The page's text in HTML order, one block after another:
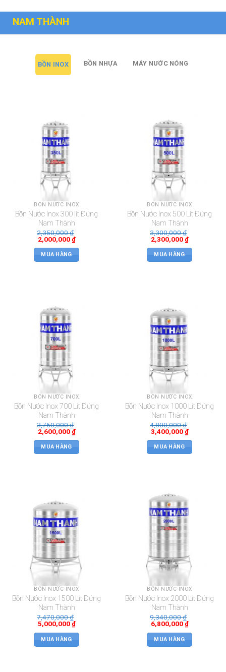
NAM THÀNH
BỒN INOX BỒN NHỰA MÁY NƯỚC NÓNG
BỒN NƯỚC INOX
Bồn Nước Inox 300 lít Đứng
Nam Thành
2,350,000₫
2,000,000₫
MUA HÀNG
BỒN NƯỚC INOX
Bồn Nước Inox 500 Lít Đứng
Nam Thành
3,300,000₫
2,300,000₫
MUA HÀNG
BỒN NƯỚC INOX
Bồn Nước Inox 700 Lít Đứng
Nam Thành
3,760,000₫
2,600,000 ₫
MUA HÀNG
BỒN NƯỚC INOX
Bồn Nước Inox 1000 Lít Đứng
Nam Thành
4,800,000₫
3,400,000 ₫
MUA HÀNG
BỒN NƯỚC INOX
Bồn Nước Inox 1500 Lít Đứng
Nam Thành
7,470,000₫
5,000,000 ₫
MUA HÀNG
BỒN NƯỚC INOX
Bồn Nước Inox 2000 Lít Đứng
Nam Thành
9,340,000₫
6,800,000 ₫
MUA HÀNG